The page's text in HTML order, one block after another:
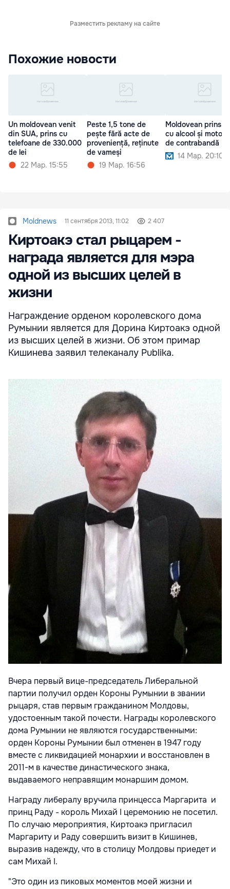
Разместить рекламу на сайте
Похожие новости
Un moldovean venit
din SUA, prins cu
telefoane de 330.000
de lei
22 Мар. 15:55
Peste 1,5 tone de
pește fără acte de
proveniență, reținute
de vameși
19 Мар. 16:56
Moldovean prins
cu alcool și
de contrabandă
14 Мар. 20:10
Moldnews 11 сентября 2013, 11:02 2 407
Киртоакэ стал рыцарем -
награда является для мэра
одной из высших целей в
жизни
Награждение орденом королевского дома
Румынии является для Дорина Киртоакэ одной
из высших целей в жизни. Об этом примар
Кишинева заявил телеканалу Publika.
Вчера первый вице-председатель Либеральной
партии получил орден Короны Румынии в звании
рыцаря, став первым гражданином Молдовы,
удостоенным такой почести. Награды королевского
дома Румынии не являются государственными:
орден Короны Румынии был отменен в 1947 году
вместе с ликвидацией монархии и восстановлен в
2011-м в качестве династического знака,
выдаваемого неправящим монаршим домом.
Награду либералу вручила принцесса Маргарита и
принц Раду - король Михай I церемонию не посетил.
По случаю мероприятия, Киртоакэ пригласил
Маргариту и Раду совершить визит в Кишинев,
выразив надежду, что в столицу Молдовы приедет и
сам Михай I.
"Это один из пиковых моментов моей жизни и